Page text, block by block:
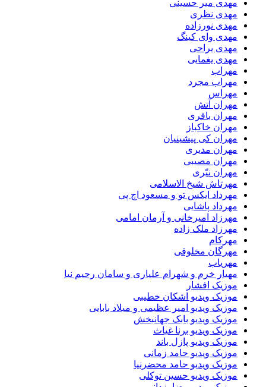
مهدی میر حسینی
مهدی نظری
مهدی نورزاده
مهدی وای کینگ
مهدی یراحی
مهدی یغمایی
مهراب
مهراب مجرد
مهراس
مهران آتش
مهران باقری
مهران خاکباز
مهران کی پیشینیان
مهران مدیری
مهران مصیبی
مهران نیّری
مهرتاش شیخ الاسلامی
مهرداد ایکس تو و مسعود اچ پی
مهرداد پاشایی
مهرزاد امیرخانی و آرمان امامی
مهرزاد ملک زاده
مهرکام
مهرگان مخلوقی
مهریاب
مهیار خرم و شهرام علیاری و سامان رحیم نیا
موزیک افشار
موزیک ویدیو اشکان خطیبی
موزیک ویدیو امیر عظیمی و میلاد بابایی
موزیک ویدیو بابک جهانبخش
موزیک ویدیو برنا غیاث
موزیک ویدیو پازل باند
موزیک ویدیو حامد زمانی
موزیک ویدیو حامد محضرنیا
موزیک ویدیو حسین توکلی